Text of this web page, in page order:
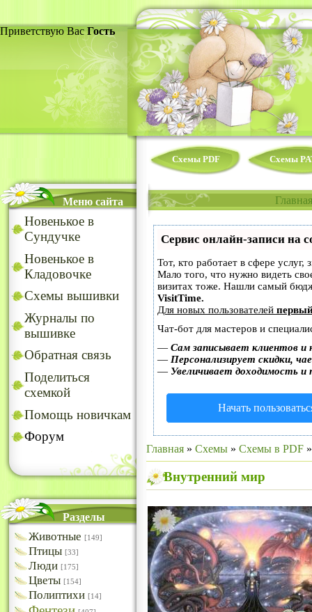
Приветствую Вас Гость
Схемы PDF Схемы
Меню сайта
Новенькое в
Сундучке
Новенькое в
Кладовочке
Схемы вышивки
Журналы по
вышивке
Обратная связь
Поделиться
схемкой
Помощь новичкам
Форум
Разделы
Животные [149]
Птицы [33]
Люди [175]
Цветы [154]
Полиптихи [14]
Главная
Сервис онлайн-записи на
Тот, кто работает в сфере услуг,
Мало того, что нужно видеть
визитах тоже. Нашли самый
VisitTime.
Для новых пользователей
Чат-бот для мастеров и
— Сам записывает клиентов и
— Персонализирует скидки,
— Увеличивает доходимость
Начать
Главная » Схемы » Схемы в PDF
Внутренний мир